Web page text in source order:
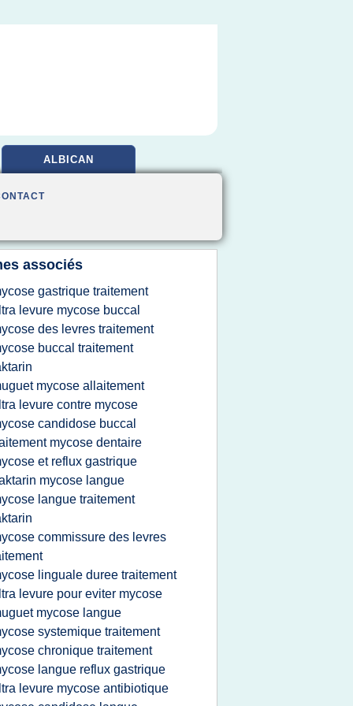
ALBICAN
associés
gastrique traitement
levure mycose buccal
des levres traitement
buccal traitement
mycose allaitement
levure contre mycose
candidose buccal
mycose dentaire
et reflux gastrique
mycose langue
langue traitement
commissure des levres
linguale duree traitement
levure pour eviter mycose
mycose langue
systemique traitement
chronique traitement
langue reflux gastrique
levure mycose antibiotique